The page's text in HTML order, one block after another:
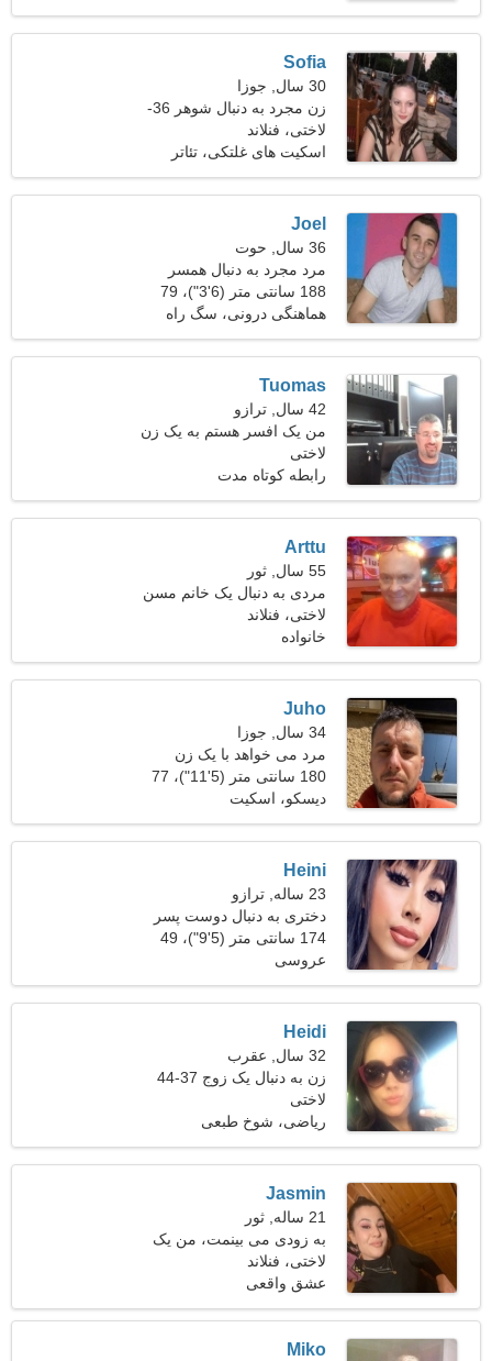
Sofia
30 سال, جوزا
زن مجرد به دنبال شوهر 36-
37
لاختی، فنلاند
اسکیت های غلتکی، تئاتر
Joel
36 سال, حوت
مرد مجرد به دنبال همسر
188 سانتی متر (6'3")، 79
کیلوگرم (174 پوند)
هماهنگی درونی، سگ راه
رفتن
Tuomas
42 سال, ترازو
من یک افسر هستم به یک زن
رویایی نیاز دارم
لاختی
رابطه کوتاه مدت
Arttu
55 سال, ثور
مردی به دنبال یک خانم مسن
48-51
لاختی، فنلاند
خانواده
Juho
34 سال, جوزا
مرد می خواهد با یک زن
ملاقات کند 27-32
180 سانتی متر (5'11")، 77
کیلوگرم (169 پوند)
دیسکو، اسکیت
Heini
23 ساله, ترازو
دختری به دنبال دوست پسر
28-35
174 سانتی متر (5'9")، 49
کیلوگرم (108 پوند)
عروسی
Heidi
32 سال, عقرب
زن به دنبال یک زوج 37-44
لاختی
ریاضی، شوخ طبعی
Jasmin
21 ساله, ثور
به زودی می بینمت، من یک
زن خندان هستم
لاختی، فنلاند
عشق واقعی
Miko